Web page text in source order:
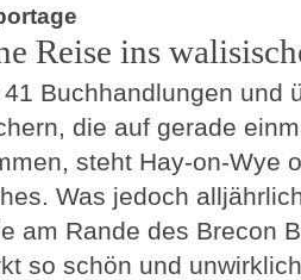
Reise ins
41 Buchhandlungen und
die auf gerade
steht Hay-on-Wye
Was jedoch
am Rande des Brecon
so schön und